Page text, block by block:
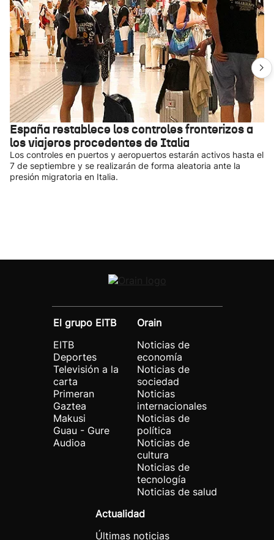
España restablece los controles fronterizos a
los viajeros procedentes de Italia
Los controles en puertos y aeropuertos estarán activos hasta el
7 de septiembre y se realizarán de forma aleatoria ante la
presión migratoria en Italia.
El grupo EITB
EITB
Deportes
Televisión a la
carta
Primeran
Gaztea
Makusi
Guau - Gure
Audioa
Orain
Noticias de
economía
Noticias de
sociedad
Noticias
internacionales
Noticias de
política
Noticias de
cultura
Noticias de
tecnología
Noticias de salud
Actualidad
Últimas noticias